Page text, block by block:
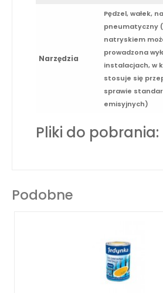
Narzędzia
Pędzel, wałek,
pneumatyczny
natryskiem
prowadzona
instalacjach, w
stosuje się
sprawie
emisyjnych)
Pliki do pobrania:
Podobne